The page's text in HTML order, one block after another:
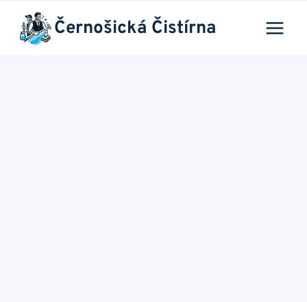
Přeskočit
obsah
Černošická Čistírna